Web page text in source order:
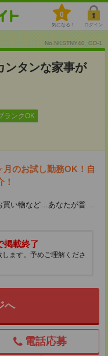
0
気になる！ ログイン
No.NKSTNY40_GD-1
ンタンな家事が
ランクOK
のお試し勤務OK！自
買い物など…あなたが普 ...
掲載終了
ます。予めご理解くださ
へ
電話応募